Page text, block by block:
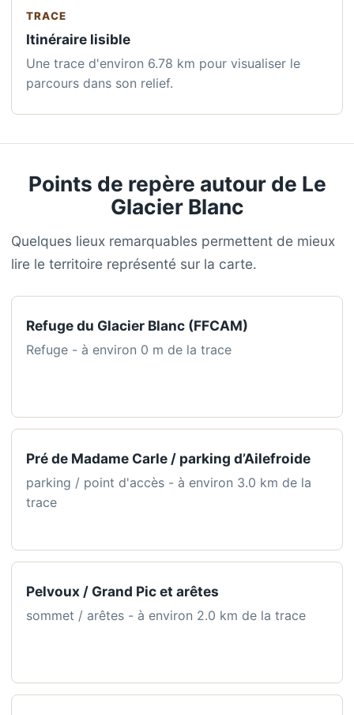
TRACE
Itinéraire lisible
Une trace d'environ 6.78 km pour visualiser le
parcours dans son relief.
Points de repère autour de Le
Glacier Blanc
Quelques lieux remarquables permettent de mieux
lire le territoire représenté sur la carte.
Refuge du Glacier Blanc (FFCAM)
Refuge - à environ 0 m de la trace
Pré de Madame Carle / parking d’Ailefroide
parking / point d'accès - à environ 3.0 km de la
trace
Pelvoux / Grand Pic et arêtes
sommet / arêtes - à environ 2.0 km de la trace